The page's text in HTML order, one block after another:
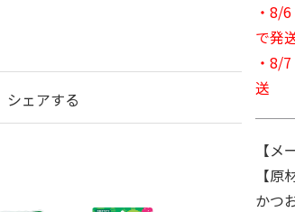
シェアする
・8/
で発
・8/
送
【
【
かつ